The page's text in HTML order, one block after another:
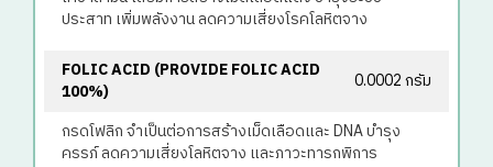
ประสาท เพิ่มพลังงาน ลดความเสี่ยงโรคโลหิตจาง
FOLIC ACID (PROVIDE FOLIC ACID
100%)
0.0002 กรัม
กรดโฟลิก จำเป็นต่อการสร้างเม็ดเลือดและ DNA บำรุง
ครรภ์ ลดความเสี่ยงโลหิตจาง และภาวะทารกพิการ